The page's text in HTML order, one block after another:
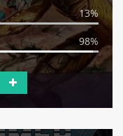
13%
98%